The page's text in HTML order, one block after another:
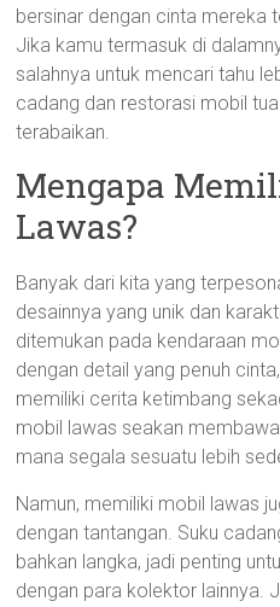
bersinar dengan cinta mereka
Jika kamu termasuk di
salahnya untuk mencari tahu
cadang dan restorasi mobil
terabaikan.
Mengapa
Lawas?
Banyak dari kita yang
desainnya yang unik dan
ditemukan pada kendaraan
dengan detail yang penuh
memiliki cerita ketimbang
mobil lawas seakan
mana segala sesuatu lebih
Namun, memiliki mobil lawas
dengan tantangan. Suku
bahkan langka, jadi penting
dengan para kolektor lainnya.